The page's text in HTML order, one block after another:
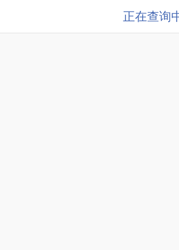
正在查询